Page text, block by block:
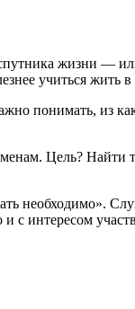
жизни —
учиться жить
понимать, из
Цель? Найти
необходимо».
с интересом